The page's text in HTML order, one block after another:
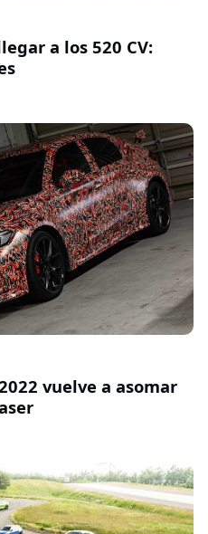
a los 520 CV:
vuelve a asomar